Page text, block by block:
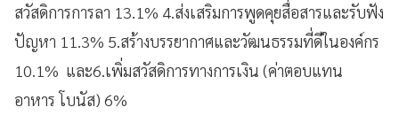
สวัสดิการการลา 13.1% 4.ส่งเสริมการพูดคุยสื่อสารและรับฟัง
ปัญหา 11.3% 5.สร้างบรรยากาศและวัฒนธรรมที่ดีในองค์กร
10.1% และ6.เพิ่มสวัสดิการทางการเงิน (ค่าตอบแทน
อาหาร โบนัส) 6%